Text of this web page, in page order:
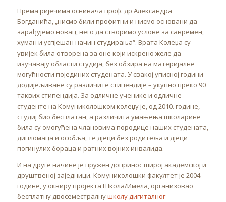
Према ријечима оснивача проф. др Александра
Богданића, „нисмо били профитни и нисмо основани да
зарађујемо новац, него да створимо услове за савремен,
хуман и успјешан начин студирања“. Врата Колеџа су
увијек била отворена за оне који искрено желе да
изучавају области студија, без обзира на материјалне
могућности појединих студената. У свакој уписној години
додијељиване су различите стипендије – укупно преко 90
таквих стипендија. За одличне ученике и одличне
студенте на Комуниколошком колеџу је, од 2010. године,
студиј био бесплатан, а различита умањења школарине
била су омогућена члановима породице наших студената,
дипломаца и особља, те дјеци без родитеља и дјеци
погинулих бораца и ратних војних инвалида.
И на друге начине је пружен допринос широј академској и
друштвеној заједници. Комуниколошки факултет је 2004.
године, у оквиру пројекта Школа/Имела, организовао
бесплатну двосеместралнушколу дигиталног